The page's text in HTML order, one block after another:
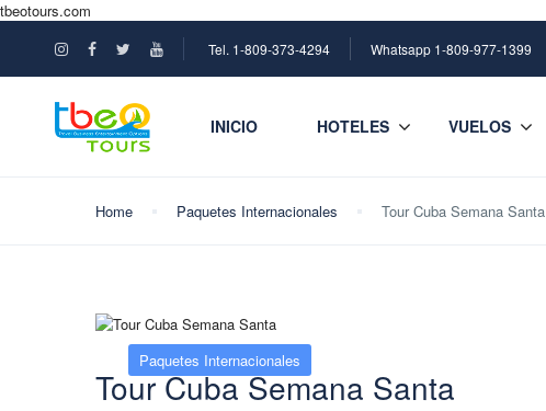
tbeotours.com
Tel. 1-809-373-4294 Whatsapp 1-809-977-1399
INICIO HOTELES VUELOS
Home Paquetes Internacionales Tour Cuba Semana Santa
Paquetes Internacionales
Tour Cuba Semana Santa